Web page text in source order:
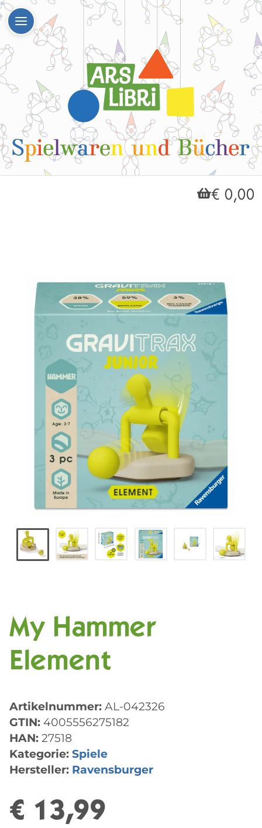
€ 0,00
My Hammer
Element
Artikelnummer: AL-042326
GTIN: 4005556275182
HAN: 27518
Kategorie: Spiele
Hersteller: Ravensburger
€ 13,99